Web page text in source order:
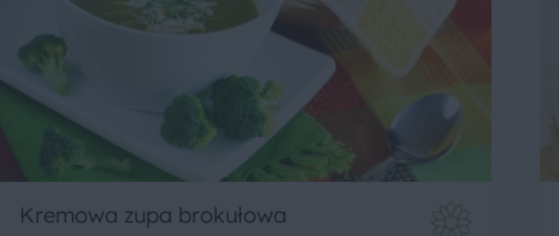
Kremowa zupa brokułowa